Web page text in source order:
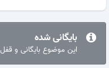
بایگانی شده
این موضوع بایگانی و